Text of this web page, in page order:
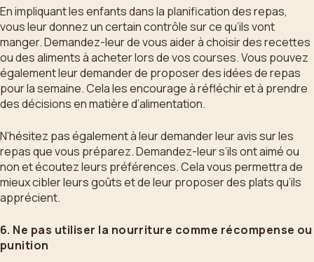
En impliquant les enfants dans la planification des repas,
vous leur donnez un certain contrôle sur ce qu’ils vont
manger. Demandez-leur de vous aider à choisir des recettes
ou des aliments à acheter lors de vos courses. Vous pouvez
également leur demander de proposer des idées de repas
pour la semaine. Cela les encourage à réfléchir et à prendre
des décisions en matière d’alimentation.
N’hésitez pas également à leur demander leur avis sur les
repas que vous préparez. Demandez-leur s’ils ont aimé ou
non et écoutez leurs préférences. Cela vous permettra de
mieux cibler leurs goûts et de leur proposer des plats qu’ils
apprécient.
6. Ne pas utiliser la nourriture comme récompense ou
punition